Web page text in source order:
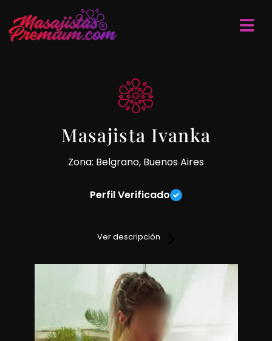
Masajista Ivanka
Zona: Belgrano, Buenos Aires
Perfil Verificado
masajes.
placer y relajación.
Los masajes que realizo son descontracturantes, sedativos y
sensitivos que finalizan con un relax placentero, lo ideal para
que descargues todas las tensiones.
Servicio de ducha, ambiente climatizado.
Ver descripción